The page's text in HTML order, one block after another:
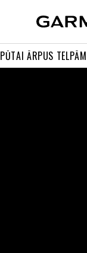
ĀRPUS TELPĀM